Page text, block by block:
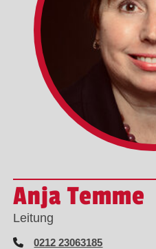
Anja Temme
Leitung
0212 23063185